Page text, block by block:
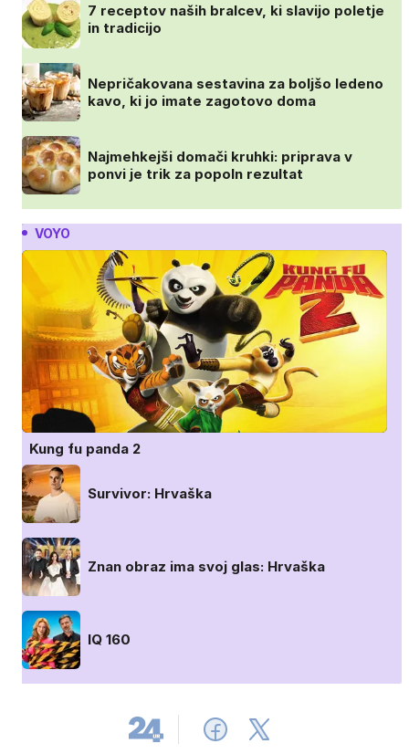
7 receptov naših bralcev, ki slavijo poletje
in tradicijo
Nepričakovana sestavina za boljšo ledeno
kavo, ki jo imate zagotovo doma
Najmehkejši domači kruhki: priprava v
ponvi je trik za popoln rezultat
VOYO
Kung fu panda 2
Survivor: Hrvaška
Znan obraz ima svoj glas: Hrvaška
IQ 160